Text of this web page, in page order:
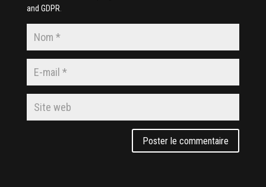
and GDPR